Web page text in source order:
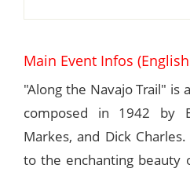
Main Event Infos
"Along the Navajo Trail" is
composed in 1942 by
Markes, and Dick
to the enchanting beauty